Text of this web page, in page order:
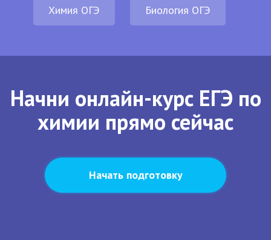
Химия ОГЭ Биология ОГЭ
Начни онлайн-курс ЕГЭ по
химии прямо сейчас
Начать подготовку